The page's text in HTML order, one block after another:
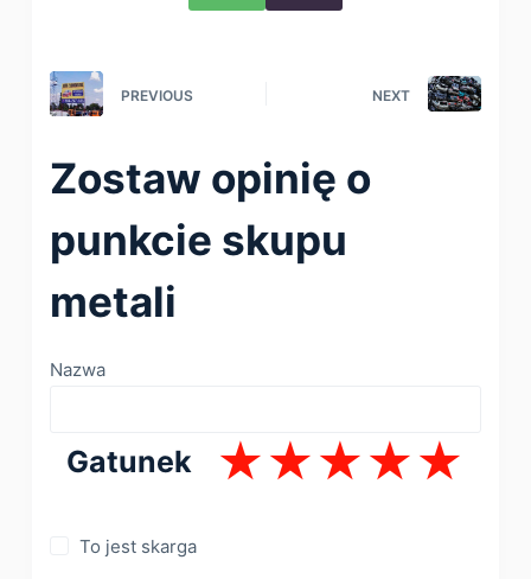
PREVIOUS NEXT
Zostaw opinię o
punkcie skupu
metali
Nazwa
Gatunek
To jest skarga